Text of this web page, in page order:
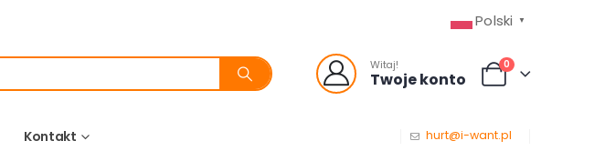
Polski ▼
Witaj!
Twoje konto
0
Kontakt hurt@i-want.pl